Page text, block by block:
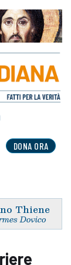
DONA ORA
Thiene
Dovico